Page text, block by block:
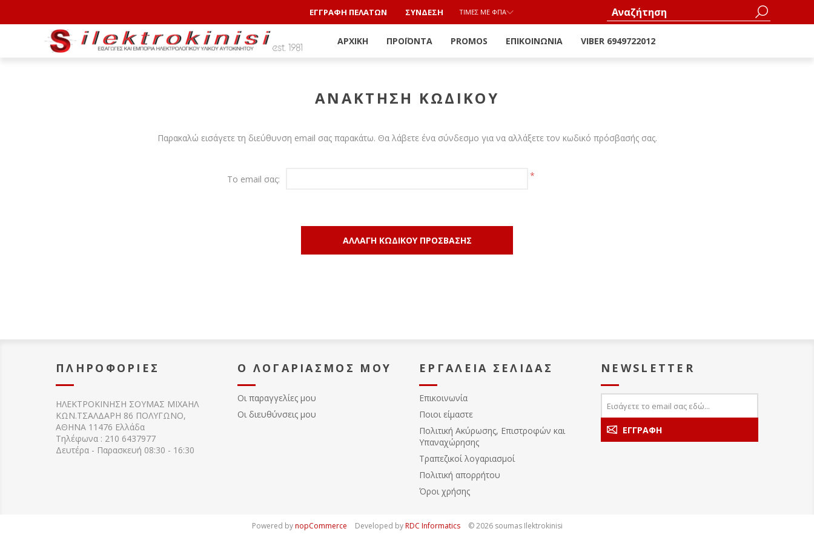
ΕΓΓΡΑΦΗ ΠΕΛΑΤΩΝ ΣΎΝΔΕΣΗ ΤΙΜΈΣ ΜΕ ΦΠΑ
ΑΡΧΙΚΉ ΠΡΟΪΌΝΤΑ PROMOS ΕΠΙΚΟΙΝΩΝΊΑ VIBER 6949722012
ΑΝΆΚΤΗΣΗ ΚΩΔΙΚΟΎ
Παρακαλώ εισάγετε τη διεύθυνση email σας παρακάτω. Θα λάβετε ένα σύνδεσμο για να αλλάξετε τον κωδικό πρόσβασής σας.
Το email σας: *
ΠΛΗΡΟΦΟΡΊΕΣ
ΗΛΕΚΤΡΟΚΙΝΗΣΗ ΣΟΥΜΑΣ MIXAHΛ
ΚΩΝ.ΤΣΑΛΔΑΡΗ 86 ΠΟΛΥΓΩΝΟ,
ΑΘΗΝΑ 11476 Ελλάδα
Τηλέφωνα : 210 6437977
Δευτέρα - Παρασκευή 08:30 - 16:30
Ο ΛΟΓΑΡΙΑΣΜΌΣ ΜΟΥ
Οι παραγγελίες μου
Οι διευθύνσεις μου
ΕΡΓΑΛΕΊΑ ΣΕΛΊΔΑΣ
Επικοινωνία
Ποιοι είμαστε
Πολιτική Ακύρωσης, Eπιστροφών και
Υπαναχώρησης
Τραπεζικοί λογαριασμοί
Πολιτική απορρήτου
Όροι χρήσης
NEWSLETTER
Powered bynopCommerce Developed byRDC Informatics © 2026 soumas Ilektrokinisi